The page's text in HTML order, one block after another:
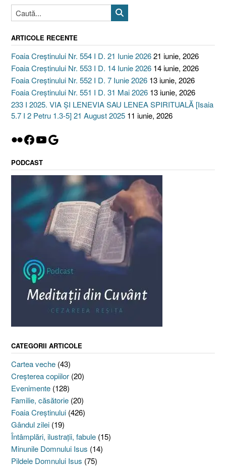
ARTICOLE RECENTE
Foaia Creștinului Nr. 554 I D. 21 Iunie 202621 iunie, 2026
Foaia Creștinului Nr. 553 I D. 14 Iunie 2026 14 iunie, 2026
Foaia Creștinului Nr. 552 I D. 7 Iunie 2026 13 iunie, 2026
Foaia Creștinului Nr. 551 I D. 31 Mai 2026 13 iunie, 2026
233 I 2025. VIA ȘI LENEVIA SAU LENEA SPIRITUALĂ [Isaia
5.7 I 2 Petru 1.3-5] 21 August 2025 11 iunie, 2026
Flickr
Facebook
YouTube
Google
PODCAST
CATEGORII ARTICOLE
Cartea veche (43)
Creşterea copiilor (20)
Evenimente (128)
Familie, căsătorie (20)
Foaia Creştinului (426)
Gândul zilei (19)
Întâmplări, ilustraţii, fabule (15)
Minunile Domnului Isus (14)
Pildele Domnului Isus (75)